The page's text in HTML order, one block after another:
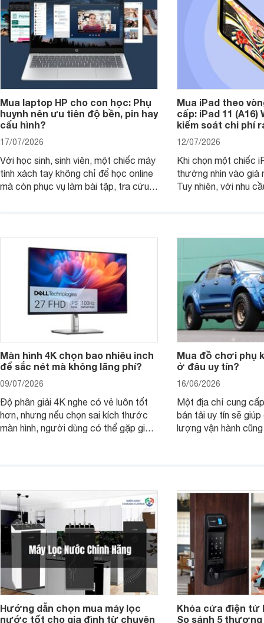
Mua laptop HP cho con học: Phụ
huynh nên ưu tiên độ bền, pin hay
cấu hình?
17/07/2026
Với học sinh, sinh viên, một chiếc máy
tính xách tay không chỉ để học online
mà còn phục vụ làm bài tập, tra cứu,
thay vì chỉ so sánh cấu hình trên giấy.
Mua iPad theo
cấp: iPad 11 (A16)
kiểm soát chi phí
12/07/2026
Khi chọn một chiếc
thường nhìn vào
Tuy nhiên, với nhu
không, dùng được
Màn hình 4K chọn bao nhiêu inch
để sắc nét mà không lãng phí?
09/07/2026
Độ phân giải 4K nghe có vẻ luôn tốt
hơn, nhưng nếu chọn sai kích thước
màn hình, người dùng có thể gặp giao
Mua đồ chơi phụ
ở đâu uy tín?
16/06/2026
Một địa chỉ cung
bán tải uy tín sẽ
lượng vận hành
Hướng dẫn chọn mua máy lọc
nước tốt cho gia đình từ chuyên
Khóa cửa điện tử
So sánh 5 thương